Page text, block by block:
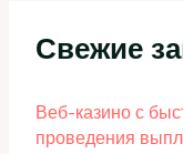
Свежие
Веб-казино с
проведения